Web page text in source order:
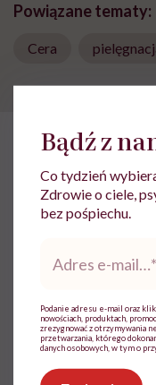
Powiązane tematy:
Cera
HelloZdrowie:
Agnes
etapu skóra
40. roku
Klaudia
Aktualizacja:
Bądź z
Co tydzień
Zdrowie o ciele,
bez pośpiechu.
mail*
Podanie adresu e-mail oraz
nowościach, produktach,
zrezygnować z otrzymywania
przetwarzania, którego
danych osobowych, w tym o